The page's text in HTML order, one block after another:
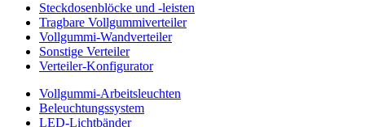
Steckdosenblöcke und -leisten
Tragbare Vollgummiverteiler
Vollgummi-Wandverteiler
Sonstige Verteiler
Verteiler-Konfigurator
Vollgummi-Arbeitsleuchten
Beleuchtungssystem
LED-Lichtbänder